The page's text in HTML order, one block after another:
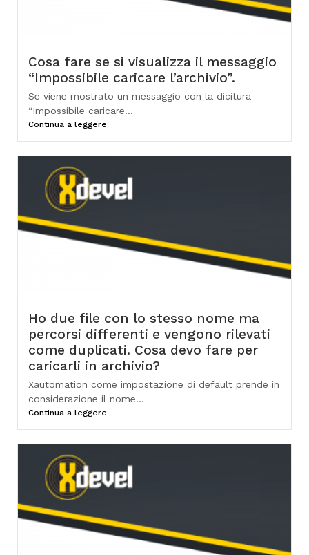
Cosa fare se si visualizza il messaggio
“Impossibile caricare l’archivio”.
Se viene mostrato un messaggio con la dicitura
“Impossibile caricare...
Continua a leggere
Ho due file con lo stesso nome ma
percorsi differenti e vengono rilevati
come duplicati. Cosa devo fare per
caricarli in archivio?
Xautomation come impostazione di default prende in
considerazione il nome...
Continua a leggere